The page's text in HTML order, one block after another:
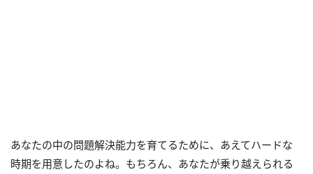
あなたの中の問題解決能力を育てるために、あえてハードな
時期を用意したのよね。もちろん、あなたが乗り越えられる